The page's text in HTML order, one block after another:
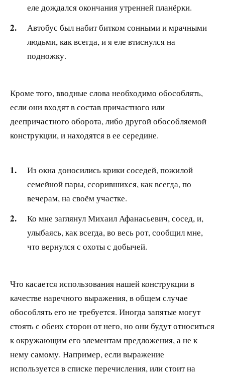
еле дождался окончания утренней планёрки.
Автобус был набит битком сонными и мрачными
людьми, как всегда, и я еле втиснулся на
подножку.
Кроме того, вводные слова необходимо обособлять,
если они входят в состав причастного или
деепричастного оборота, либо другой обособляемой
конструкции, и находятся в ее середине.
Из окна доносились крики соседей, пожилой
семейной пары, ссорившихся, как всегда, по
вечерам, на своём участке.
Ко мне заглянул Михаил Афанасьевич, сосед, и,
улыбаясь, как всегда, во весь рот, сообщил мне,
что вернулся с охоты с добычей.
Что касается использования нашей конструкции в
качестве наречного выражения, в общем случае
обособлять его не требуется. Иногда запятые могут
стоять с обеих сторон от него, но они будут относиться
к окружающим его элементам предложения, а не к
нему самому. Например, если выражение
используется в списке перечисления, или стоит на